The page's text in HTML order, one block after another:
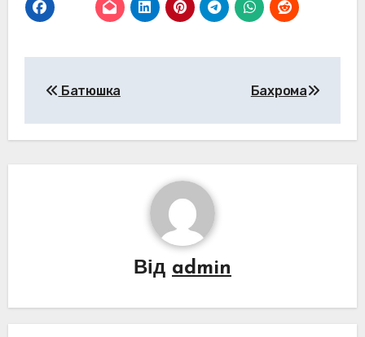
Батюшка Бахрома
Від admin